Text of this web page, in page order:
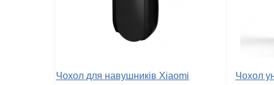
Чохол для навушників Xiaomi
Чохол